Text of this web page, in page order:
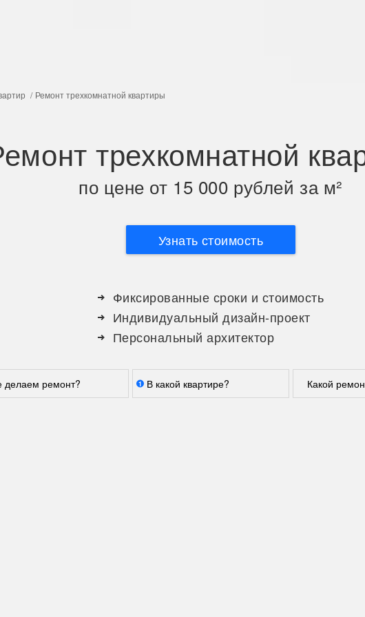
Ремонт трехкомнатной квартиры
трехкомнатной
по цене от 15 000 рублей за м²
Узнать стоимость
Фиксированные сроки и стоимость
Индивидуальный дизайн-проект
Персональный архитектор
делаем ремонт? В какой квартире?
1 Какой